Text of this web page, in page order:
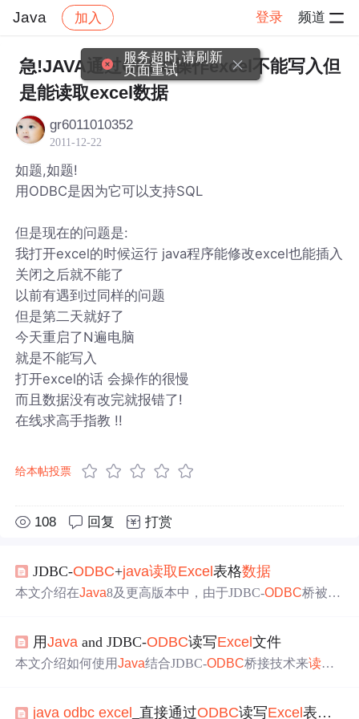
Java 加入 登录 频道
社区 Java 帖子详情
急!JAVA通过ODBC操作excel不能写入但
是能读取excel数据
gr6011010352
2011-12-22
如题,如题!
用ODBC是因为它可以支持SQL
但是现在的问题是:
我打开excel的时候运行 java程序能修改excel也能插入
关闭之后就不能了
以前有遇到过同样的问题
但是第二天就好了
今天重启了N遍电脑
就是不能写入
打开excel的话 会操作的很慢
而且数据没有改完就报错了!
在线求高手指教 !!
给本帖投票
108 回复 打赏
JDBC-ODBC+java读取Excel表格数据
本文介绍在Java8及更高版本中，由于JDBC-ODBC桥被移
soft Access Database Engine组件、编写Java代码连接
并查询数据。
用Java and JDBC-ODBC读写Excel文件
本文介绍如何使用Java结合JDBC-ODBC桥接技术来读取
java odbc excel _直接通过ODBC读写Excel表格文件
服务超时,请刷新
页面重试